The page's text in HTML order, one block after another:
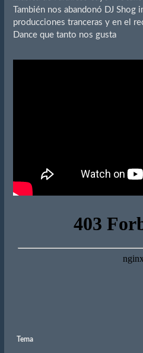
También nos abandonó DJ Shog
producciones tranceras y en el
Dance que tanto nos gusta
Tema